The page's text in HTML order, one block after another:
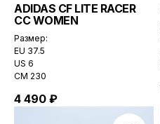
ADIDAS СF LITE RACER
CC WOMEN
Размер:
EU 37.5
US 6
CМ 230
4 490 ₽